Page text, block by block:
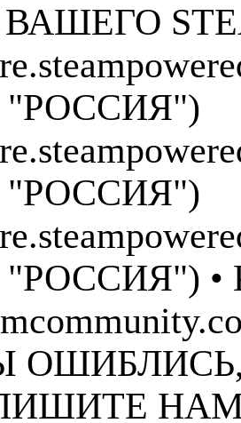
"РОССИЯ")
"РОССИЯ")
"РОССИЯ") •
НАМ